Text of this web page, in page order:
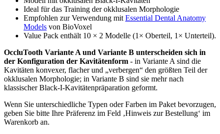
Ideal für das Training der okklusalen Morphologie
Empfohlen zur Verwendung mit Essential Dental Anatomy
Models von BioVoxel
Value Pack enthält 10 × 2 Modelle (1× Oberteil, 1× Unterteil).
OccluTooth Variante A und Variante B unterscheiden sich in
der Konfiguration der Kavitätenform - in Variante A sind die
Kavitäten konvexer, flacher und „verbergen“ den größten Teil der
okklusalen Morphologie; in Variante B sind sie mehr nach
klassischer Black-I-Kavitätenpräparation geformt.
Wenn Sie unterschiedliche Typen oder Farben im Paket bevorzugen,
geben Sie bitte Ihre Präferenz im Feld ‚Hinweis zur Bestellung‘ im
Warenkorb an.